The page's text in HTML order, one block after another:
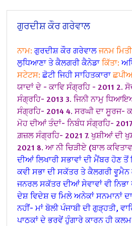
ਗੁਰਦੀਸ਼ ਕੌਰ ਗਰੇਵਾਲ
ਨਾਮ: ਗੁਰਦੀਸ਼ ਕੌਰ ਗਰੇਵਾਲਜਨਮ
ਲੁਧਿਆਣਾ ਤੇ ਕੈਲਗਰੀ ਕੈਨੇਡਾਕਿੱਤਾ:
ਸਟੇਟਸ: ਛੋਟੀ ਜਿਹੀ ਸਾਹਿਤਕਾਰਾ
ਯਾਦਾਂ ਦੇ - ਕਾਵਿ ਸੰਗ੍ਰਹਿ - 2011 2.
ਸੰਗ੍ਰਹਿ- 2013 3. ਜਿਨੀ ਨਾਮੁ
ਸੰਗ੍ਰਹਿ- 20144. ਸਰਘੀ ਦਾ ਸੂਰਜ-
ਮੋਹ ਦੀਆਂ ਤੰਦਾਂ- ਨਿਬੰਧ ਸੰਗ੍ਰਹਿ- 2017
ਗ਼ਜ਼ਲ ਸੰਗ੍ਰਹਿ- 20217. ਖੁਸ਼ੀਆਂ ਦੀ
2021 8. ਆ ਨੀ ਚਿੜੀਏ (ਬਾਲ
ਦੀਆਂ ਲਿਖਾਰੀ ਸਭਾਵਾਂ ਦੀ ਮੈਂਬਰ ਹੋਣ ਤੋਂ
ਕਵੀ ਸਭਾ ਦੀ ਸਕੱਤਰ ਤੇ ਕੈਲਗਰੀ
ਜਨਰਲ ਸਕੱਤਰ ਦੀਆਂ ਸੇਵਾਵਾਂ ਵੀ ਨਿਭਾ
ਦੇਸ਼ ਵਿਦੇਸ਼ ਚ ਮਿਲੇ ਅਨੇਕਾਂ ਸਨਮਾਨਾਂ
ਨਹੀਂ- ਮਾਂ ਬੋਲੀ ਪੰਜਾਬੀ ਦੀ ਗੁੜ੍ਹਤੀ,
ਪਾਠਕਾਂ ਦੇ ਭਰਵੇਂ ਹੁੰਗਾਰੇ ਕਾਰਨ ਹੀ